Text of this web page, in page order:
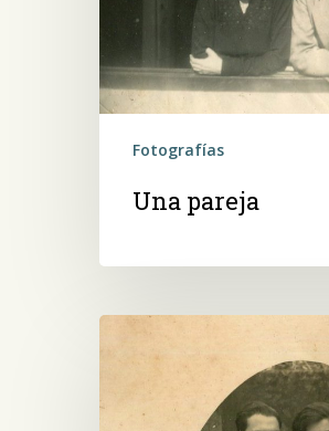
Fotografías
Una pareja